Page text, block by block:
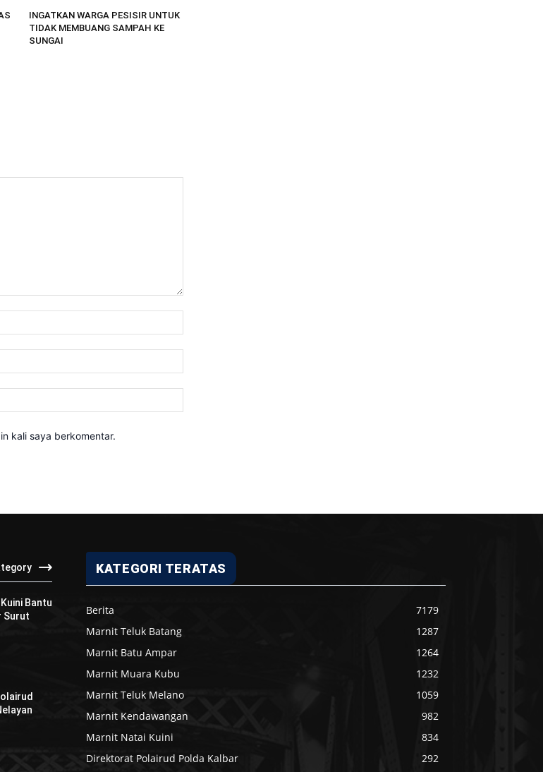
INGATKAN WARGA PESISIR UNTUK
TIDAK MEMBUANG SAMPAH KE
SUNGAI
kali saya berkomentar.
Bantu
Surut
KATEGORI TERATAS
Berita
7179
Marnit Teluk Batang
1287
Marnit Batu Ampar
1264
Marnit Muara Kubu
1232
Marnit Teluk Melano
1059
Marnit Kendawangan
982
Marnit Natai Kuini
834
Direktorat Polairud Polda Kalbar
292